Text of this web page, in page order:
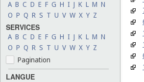
A B C D E F G H I J K L M N
O P Q R S T U V W X Y Z
SERVICES
A B C D E F G H I J K L M N
O P Q R S T U V W X Y Z
Pagination
LANGUE